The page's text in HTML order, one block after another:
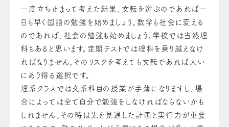
一度立ち止まって考えた結果、文転を選ぶのであれば一
日も早く国語の勉強を始めましょう。数学も社会に変える
のであれば、社会の勉強も始めましょう。学校では当然理
科もあると思います。定期テストでは理科を乗り越えなけ
ればなりません。そのリスクを考えても文転であれば大い
にあり得る選択です。
理系クラスでは文系科目の授業が手薄になりますし、場
合によっては全て自分で勉強をしなければならないかも
しれません。その時は先を見通した計画と実行力が重要